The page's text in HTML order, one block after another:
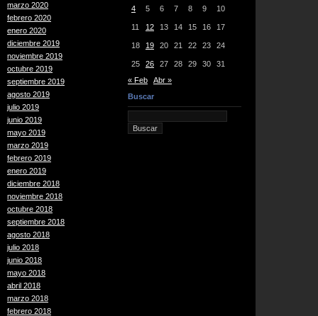
marzo 2020
febrero 2020
enero 2020
diciembre 2019
noviembre 2019
octubre 2019
septiembre 2019
agosto 2019
julio 2019
junio 2019
mayo 2019
marzo 2019
febrero 2019
enero 2019
diciembre 2018
noviembre 2018
octubre 2018
septiembre 2018
agosto 2018
julio 2018
junio 2018
mayo 2018
abril 2018
marzo 2018
febrero 2018
4 5 6 7 8 9 10
11 12 13 14 15 16 17
18 19 20 21 22 23 24
25 26 27 28 29 30
31
« Feb
Abr »
Buscar